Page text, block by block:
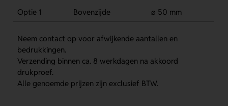
Optie 1
Bovenzijde ø 50 mm
Neem contact op voor afwijkende aantallen en
bedrukkingen.
Verzending binnen ca. 8 werkdagen na akkoord
drukproef.
Alle genoemde prijzen zijn exclusief BTW.